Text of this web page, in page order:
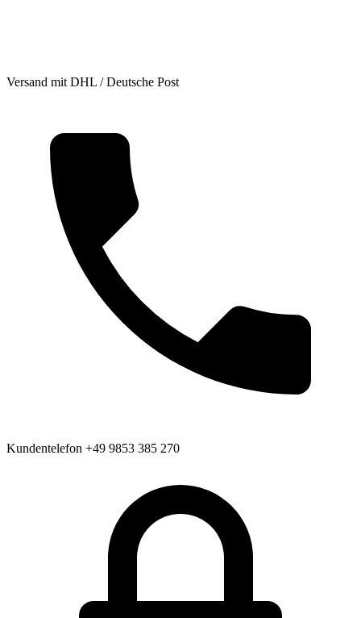
Versand mit DHL / Deutsche Post
Kundentelefon +49 9853 385 270